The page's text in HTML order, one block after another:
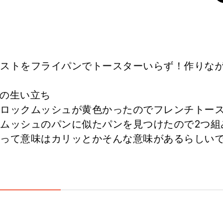
トをフライパンでトースターいらず！作りな
生い立ち
ックムッシュが黄色かったのでフレンチトー
ッシュのパンに似たパンを見つけたので2つ
て意味はカリッとかそんな意味があるらしい